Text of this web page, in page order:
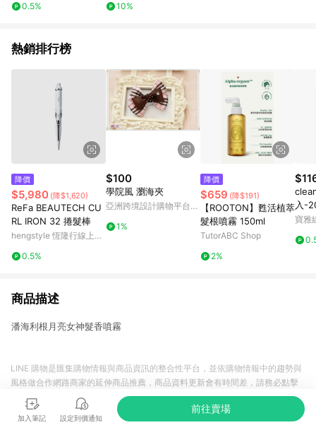
0.5%
10%
熱銷排行榜
降價
$5,980 (降$1,620)
ReFa BEAUTECH CU
RL IRON 32 捲髮棒
hengstyle 恆隆行線上購
0.5%
$100
學院風 瀏海夾
亞洲跨境設計購物平台
1%
降價
$659 (降$191)
【ROOTON】甦活植萃
髮根噴霧 150ml
TutorABC Shop
2%
入-
寶雅
商品描述
潘海利根月亮女神髮香噴霧
加入筆記 設定到價通知
前往賣場
LINE 購物是匯集購物情報與商品資訊的整合性平台，並依購物情報中的趨勢與
風格做合作網路商家的延伸商品推薦，商品資料更新會有時間差，請務必點擊
商品至各合作網路商家，確認現售價與購物條件，一切資訊以合作廠商網頁為
準。